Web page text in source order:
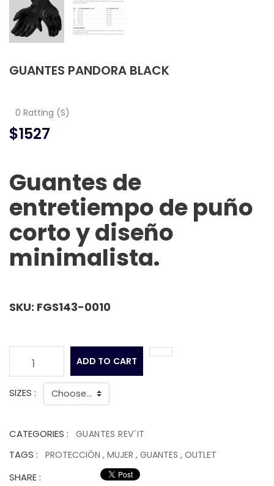
GUANTES PANDORA BLACK
0 Ratting (S)
$1527
Guantes de
entretiempo de puño
corto y diseño
minimalista.
SKU: FGS143-0010
1 ADD TO CART
SIZES :
CATEGORIES : GUANTES REV´IT
TAGS : PROTECCIÓN , MUJER , GUANTES , OUTLET
SHARE :